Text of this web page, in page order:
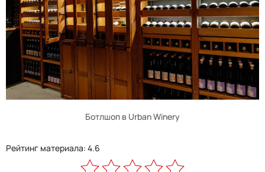
Ботлшоп в Urban Winery
Рейтинг материала: 4.6